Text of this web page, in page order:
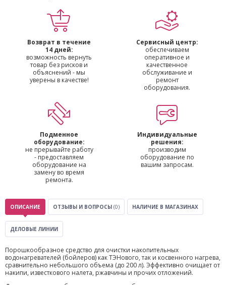
Возврат в течение
14 дней:
возможность вернуть
товар без рисков и
объяснений - мы
уверены в качестве!
Сервисный центр:
обеспечиваем
оперативное и
качественное
обслуживание и
ремонт
оборудования.
Подменное
оборудование:
не прерывайте работу
- предоставляем
оборудование на
замену во время
ремонта.
Индивидуальные
решения:
производим
оборудование по
вашим запросам.
ОПИСАНИЕ ОТЗЫВЫ И ВОПРОСЫ (0) НАЛИЧИЕ В МАГАЗИНАХ
ДЕЛОВЫЕ ЛИНИИ
Порошкообразное средство для очистки накопительных
водонагревателей (бойлеров) как ТЭНового, так и косвенного нагрева,
сравнительно небольшого объема (до 200 л). Эффективно очищает от
накипи, известкового налета, ржавчины и прочих отложений.